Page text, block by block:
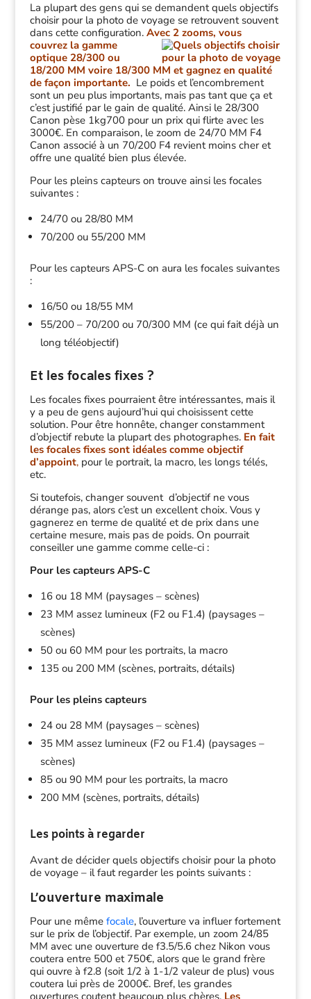
La plupart des gens qui se demandent quels objectifs
choisir pour la photo de voyage se retrouvent souvent
dans cette configuration. Avec 2 zooms, vous
couvrez la gamme
optique 28/300 ou
18/200 MM voire 18/300 MM et gagnez en qualité
de façon importante. Le poids et l’encombrement
sont un peu plus importants, mais pas tant que ça et
c’est justifié par le gain de qualité. Ainsi le 28/300
Canon pèse 1kg700 pour un prix qui flirte avec les
3000€. En comparaison, le zoom de 24/70 MM F4
Canon associé à un 70/200 F4 revient moins cher et
offre une qualité bien plus élevée.
Pour les pleins capteurs on trouve ainsi les focales
suivantes :
24/70 ou 28/80 MM
70/200 ou 55/200 MM
Pour les capteurs APS-C on aura les focales suivantes
:
16/50 ou 18/55 MM
55/200 – 70/200 ou 70/300 MM (ce qui fait déjà un
long téléobjectif)
Et les focales fixes ?
Les focales fixes pourraient être intéressantes, mais il
y a peu de gens aujourd’hui qui choisissent cette
solution. Pour être honnête, changer constamment
d’objectif rebute la plupart des photographes. En fait
les focales fixes sont idéales comme objectif
d’appoint,pour le portrait, la macro, les longs télés,
etc.
Si toutefois, changer souvent d’objectif ne vous
dérange pas, alors c’est un excellent choix. Vous y
gagnerez en terme de qualité et de prix dans une
certaine mesure, mais pas de poids. On pourrait
conseiller une gamme comme celle-ci :
Pour les capteurs APS-C
16 ou 18 MM (paysages – scènes)
23 MM assez lumineux (F2 ou F1.4) (paysages –
scènes)
50 ou 60 MM pour les portraits, la macro
135 ou 200 MM (scènes, portraits, détails)
Pour les pleins capteurs
24 ou 28 MM (paysages – scènes)
35 MM assez lumineux (F2 ou F1.4) (paysages –
scènes)
85 ou 90 MM pour les portraits, la macro
200 MM (scènes, portraits, détails)
Les points à regarder
Avant de décider quels objectifs choisir pour la photo
de voyage – il faut regarder les points suivants :
L’ouverture maximale
Pour une même focale, l’ouverture va influer fortement
sur le prix de l’objectif. Par exemple, un zoom 24/85
MM avec une ouverture de f3.5/5.6 chez Nikon vous
coutera entre 500 et 750€, alors que le grand frère
qui ouvre à f2.8 (soit 1/2 à 1-1/2 valeur de plus) vous
coutera lui près de 2000€. Bref, les grandes
ouvertures coutent beaucoup plus chères. Les